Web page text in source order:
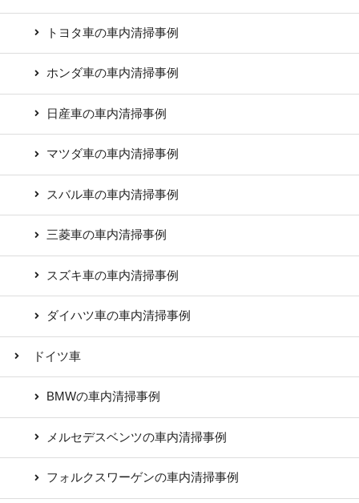
トヨタ車の車内清掃事例
ホンダ車の車内清掃事例
日産車の車内清掃事例
マツダ車の車内清掃事例
スバル車の車内清掃事例
三菱車の車内清掃事例
スズキ車の車内清掃事例
ダイハツ車の車内清掃事例
ドイツ車
BMWの車内清掃事例
メルセデスベンツの車内清掃事例
フォルクスワーゲンの車内清掃事例